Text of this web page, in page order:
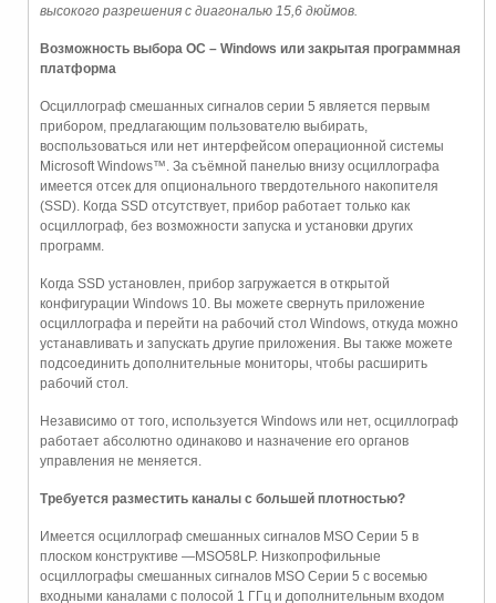
высокого разрешения с диагональю 15,6 дюймов.
Возможность выбора ОС – Windows или закрытая программная
платформа
Осциллограф смешанных сигналов серии 5 является первым
прибором, предлагающим пользователю выбирать,
воспользоваться или нет интерфейсом операционной системы
Microsoft Windows™. За съёмной панелью внизу осциллографа
имеется отсек для опционального твердотельного накопителя
(SSD). Когда SSD отсутствует, прибор работает только как
осциллограф, без возможности запуска и установки других
программ.
Когда SSD установлен, прибор загружается в открытой
конфигурации Windows 10. Вы можете свернуть приложение
осциллографа и перейти на рабочий стол Windows, откуда можно
устанавливать и запускать другие приложения. Вы также можете
подсоединить дополнительные мониторы, чтобы расширить
рабочий стол.
Независимо от того, используется Windows или нет, осциллограф
работает абсолютно одинаково и назначение его органов
управления не меняется.
Требуется разместить каналы с большей плотностью?
Имеется осциллограф смешанных сигналов MSO Серии 5 в
плоском конструктиве —MSO58LP. Низкопрофильные
осциллографы смешанных сигналов MSO Серии 5 с восемью
входными каналами с полосой 1 ГГц и дополнительным входом